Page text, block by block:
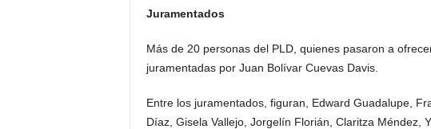
Juramentados
Más de 20 personas del PLD, quienes pasaron a
juramentadas por Juan Bolívar Cuevas Davis.
Entre los juramentados, figuran, Edward Guadalupe,
Díaz, Gisela Vallejo, Jorgelín Florián, Claritza Méndez,